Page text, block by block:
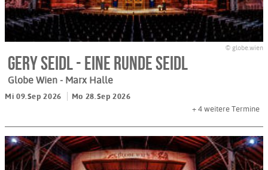
© globe.wien
Gery Seidl - Eine Runde Seidl
Globe Wien - Marx Halle
Mi 09.Sep 2026
Mo 28.Sep 2026
+ 4 weitere Termine